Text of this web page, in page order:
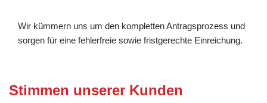
Wir kümmern uns um den kompletten Antragsprozess und
sorgen für eine fehlerfreie sowie fristgerechte Einreichung.
Stimmen unserer Kunden